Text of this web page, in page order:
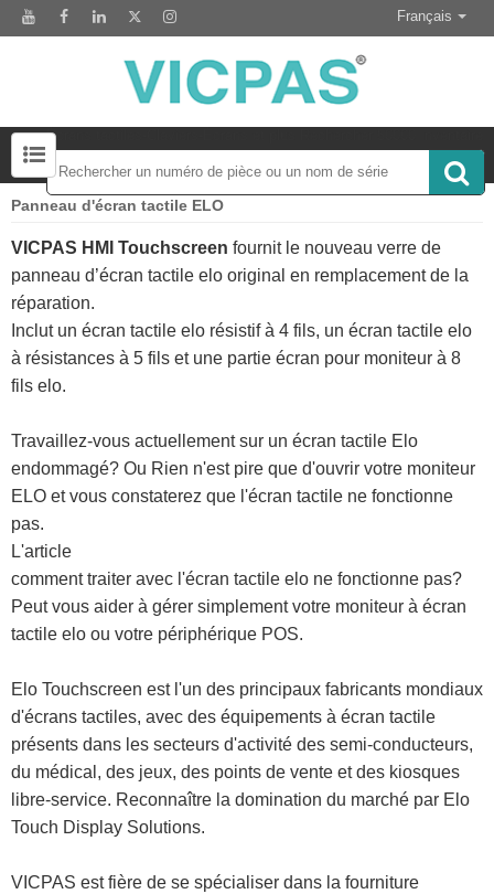
Français
Écrans tactiles-Claviers-Écrans et plus Rechercher 50000 Inventaire
Panneau d'écran tactile ELO
VICPAS HMI Touchscreen fournit le nouveau verre de
panneau d’écran tactile elo original en remplacement de la
réparation.
Inclut un écran tactile elo résistif à 4 fils, un écran tactile elo
à résistances à 5 fils et une partie écran pour moniteur à 8
fils elo.
Travaillez-vous actuellement sur un écran tactile Elo
endommagé? Ou Rien n'est pire que d'ouvrir votre moniteur
ELO et vous constaterez que l'écran tactile ne fonctionne
pas.
L'article
comment traiter avec l'écran tactile elo ne fonctionne pas?
Peut vous aider à gérer simplement votre moniteur à écran
tactile elo ou votre périphérique POS.
Elo Touchscreen est l'un des principaux fabricants mondiaux
d'écrans tactiles, avec des équipements à écran tactile
présents dans les secteurs d'activité des semi-conducteurs,
du médical, des jeux, des points de vente et des kiosques
libre-service. Reconnaître la domination du marché par Elo
Touch Display Solutions.
VICPAS est fière de se spécialiser dans la fourniture